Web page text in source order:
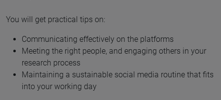
You will get practical tips on:
Communicating effectively on the platforms
Meeting the right people, and engaging others in your
research process
Maintaining a sustainable social media routine that fits
into your working day